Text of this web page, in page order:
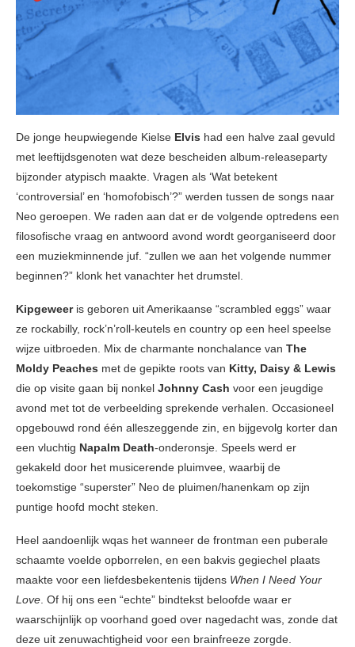
De jonge heupwiegende Kielse Elvis had een halve zaal gevuld
met leeftijdsgenoten wat deze bescheiden album-releaseparty
bijzonder atypisch maakte. Vragen als ‘Wat betekent
‘controversial’ en ‘homofobisch’?” werden tussen de songs naar
Neo geroepen. We raden aan dat er de volgende optredens een
filosofische vraag en antwoord avond wordt georganiseerd door
een muziekminnende juf. “zullen we aan het volgende nummer
beginnen?” klonk het vanachter het drumstel.
Kipgeweeris geboren uit Amerikaanse “scrambled eggs” waar
ze rockabilly, rock’n’roll-keutels en country op een heel speelse
wijze uitbroeden. Mix de charmante nonchalance van The
Moldy Peaches met de gepikte roots van Kitty, Daisy & Lewis
die op visite gaan bij nonkel Johnny Cash voor een jeugdige
avond met tot de verbeelding sprekende verhalen. Occasioneel
opgebouwd rond één alleszeggende zin, en bijgevolg korter dan
een vluchtig Napalm Death-onderonsje. Speels werd er
gekakeld door het musicerende pluimvee, waarbij de
toekomstige “superster” Neo de pluimen/hanenkam op zijn
puntige hoofd mocht steken.
Heel aandoenlijk wqas het wanneer de frontman een puberale
schaamte voelde opborrelen, en een bakvis gegiechel plaats
maakte voor een liefdesbekentenis tijdens When I Need Your
Love. Of hij ons een “echte” bindtekst beloofde waar er
waarschijnlijk op voorhand goed over nagedacht was, zonde dat
deze uit zenuwachtigheid voor een brainfreeze zorgde.